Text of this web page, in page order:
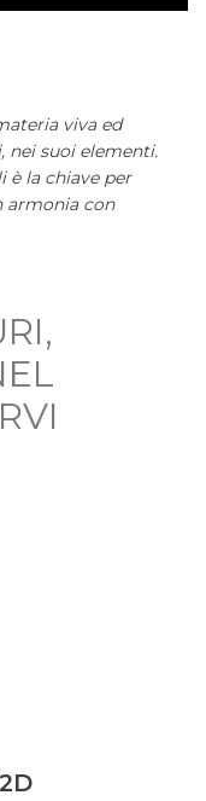
viva ed
nei suoi elementi.
è la chiave per
armonia con